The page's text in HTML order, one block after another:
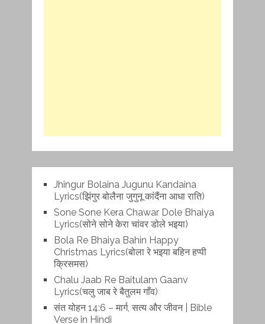
Jhingur Bolaina Jugunu Kandaina
Lyrics(झिंगुर बोलैना जुगुनू कांदैंना आधा राति)
Sone Sone Kera Chawar Dole Bhaiya
Lyrics(सोने सोने केरा चांवर डोले भइया)
Bola Re Bh‌aiya Bahin Happy
Christmas Lyrics(बोला रे भ‌इया बहिन हप्पी
क्रिसमस)
Chalu Jaab Re Baitulam Gaanv
Lyrics(चलु जाब रे बैतुलम गाँव)
संत योहन 14:6 – मार्ग, सत्य और जीवन | Bible
Verse in Hindi